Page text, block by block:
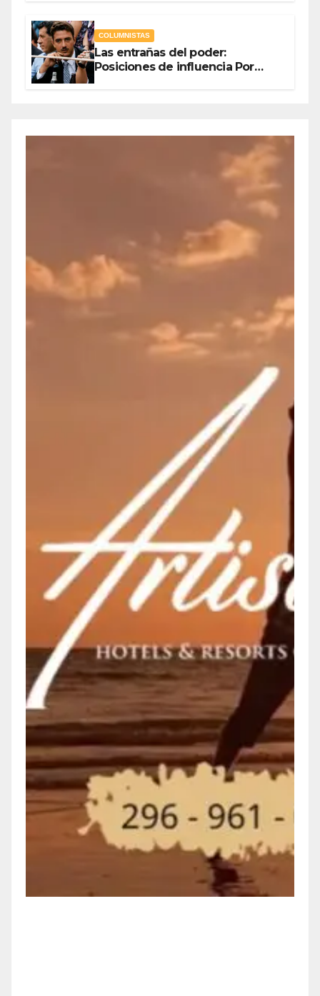
COLUMNISTAS
Las entrañas del poder:
Posiciones de influencia Por